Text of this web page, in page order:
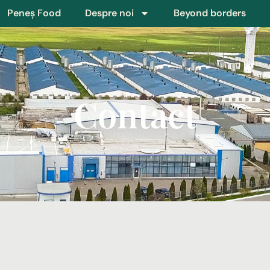
Peneș Food Despre noi Beyond borders
Contact